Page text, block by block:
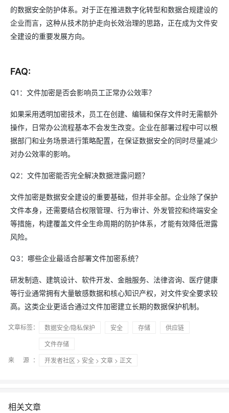
的数据安全防护体系。对于正在推进数字化转型和数据合规建设的
企业而言，这种从技术防护走向长效治理的思路，正在成为文件安
全建设的重要发展方向。
FAQ:
Q1：文件加密是否会影响员工正常办公效率？
如果采用透明加密技术，员工在创建、编辑和保存文件时无需额外
操作，日常办公流程基本不会发生改变。企业在部署过程中可以根
据部门和业务场景进行策略配置，在保证数据安全的同时尽量减少
对办公效率的影响。
Q2：文件加密能否完全解决数据泄露问题？
文件加密是数据安全建设的重要基础，但并非全部。企业除了保护
文件本身，还需要结合权限管理、行为审计、外发管控和终端安全
等措施，构建覆盖文件全生命周期的防护体系，才能有效降低泄露
风险。
Q3：哪些企业最适合部署文件加密系统？
研发制造、建筑设计、软件开发、金融服务、法律咨询、医疗健康
等行业通常拥有大量敏感数据和核心知识产权，对文件安全要求较
高。这类企业更适合通过文件加密建立长期的数据保护机制。
文章标签： 数据安全/隐私保护 安全 存储
供应链
文件存储
来 源：
开发者社区 > 安全 > 文章 > 正文
相关文章